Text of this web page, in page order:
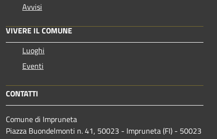
Avvisi
VIVERE IL COMUNE
Luoghi
Eventi
CONTATTI
Comune di Impruneta
Piazza Buondelmonti n. 41, 50023 - Impruneta (FI) - 50023